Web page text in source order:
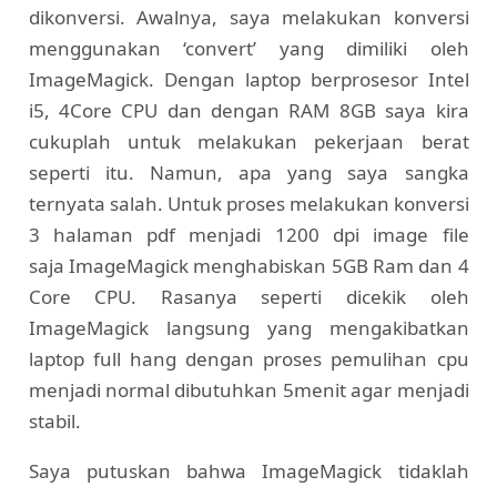
dikonversi. Awalnya, saya melakukan konversi
menggunakan ‘convert’ yang dimiliki oleh
ImageMagick. Dengan laptop berprosesor Intel
i5, 4Core CPU dan dengan RAM 8GB saya kira
cukuplah untuk melakukan pekerjaan berat
seperti itu. Namun, apa yang saya sangka
ternyata salah. Untuk proses melakukan konversi
3 halaman pdf menjadi 1200 dpi image file
saja ImageMagick menghabiskan 5GB Ram dan 4
Core CPU. Rasanya seperti dicekik oleh
ImageMagick langsung yang mengakibatkan
laptop full hang dengan proses pemulihan cpu
menjadi normal dibutuhkan 5menit agar menjadi
stabil.
Saya putuskan bahwa ImageMagick tidaklah